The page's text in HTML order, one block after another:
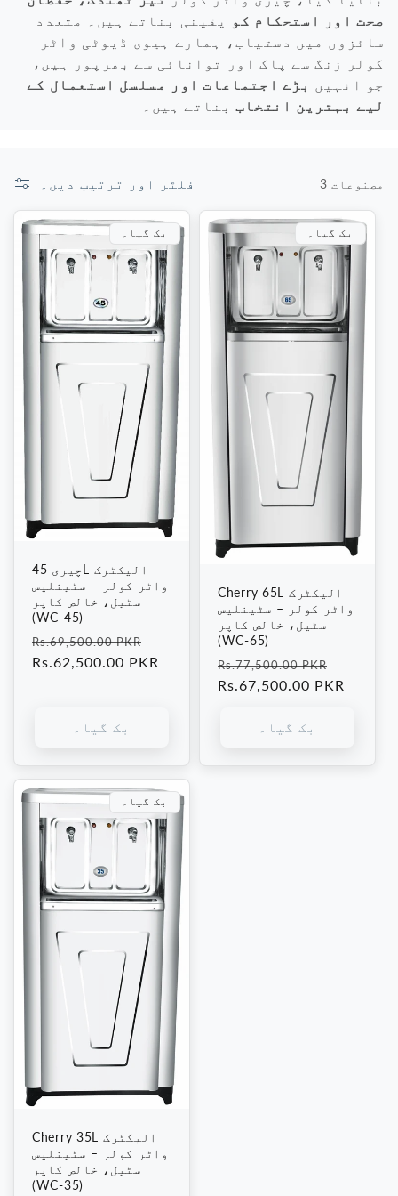
صحت اور استحکام کو
یقینی بناتے ہیں۔ متعدد
سائزوں میں دستیاب، ہمارے ہیوی ڈیوٹی واٹر
کولر زنگ سے پاک اور توانائی سے بھرپور ہیں،
جو انہیں بڑے اجتماعات اور مسلسل استعمال کے
لیے بہترین انتخاب بناتے ہیں۔
فلٹر اور ترتیب دیں۔ 3 مصنوعات
بک گیا۔
چیری 45L الیکٹرک
واٹر کولر – سٹینلیس
سٹیل، خالص کاپر
(WC-45)
باقاعدہ
قیمت
Rs.69,500.00 PKR
کیRs.62,500.00 PKR
بک گیا۔
بک گیا۔
Cherry 65L الیکٹرک
واٹر کولر – سٹینلیس
سٹیل، خالص کاپر
(WC-65)
باقاعدہ
قیمت
Rs.77,500.00 PKR
کیRs.67,500.00 PKR
بک گیا۔
بک گیا۔
Cherry 35L الیکٹرک
واٹر کولر – سٹینلیس
سٹیل، خالص کاپر
(WC-35)